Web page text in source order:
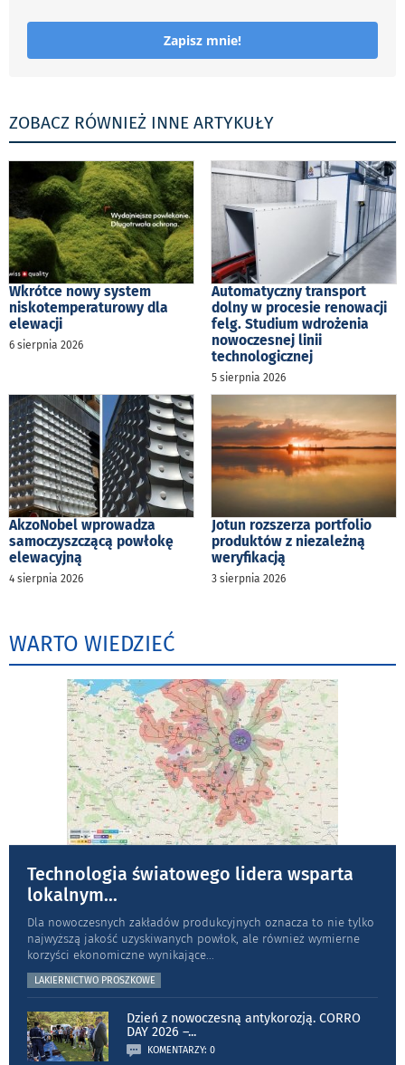
Zapisz mnie!
ZOBACZ RÓWNIEŻ INNE ARTYKUŁY
Wkrótce nowy system
niskotemperaturowy dla
elewacji
6 sierpnia 2026
Automatyczny transport
dolny w procesie renowacji
felg. Studium wdrożenia
nowoczesnej linii
technologicznej
5 sierpnia 2026
AkzoNobel wprowadza
samoczyszczącą powłokę
elewacyjną
4 sierpnia 2026
Jotun rozszerza portfolio
produktów z niezależną
weryfikacją
3 sierpnia 2026
WARTO WIEDZIEĆ
Technologia światowego lidera wsparta
lokalnym...
Dla nowoczesnych zakładów produkcyjnych oznacza to nie tylko
najwyższą jakość uzyskiwanych powłok, ale również wymierne
korzyści ekonomiczne wynikające
LAKIERNICTWO PROSZKOWE
Dzień z nowoczesną antykorozją. CORRO
DAY 2026 –...
KOMENTARZY: 0